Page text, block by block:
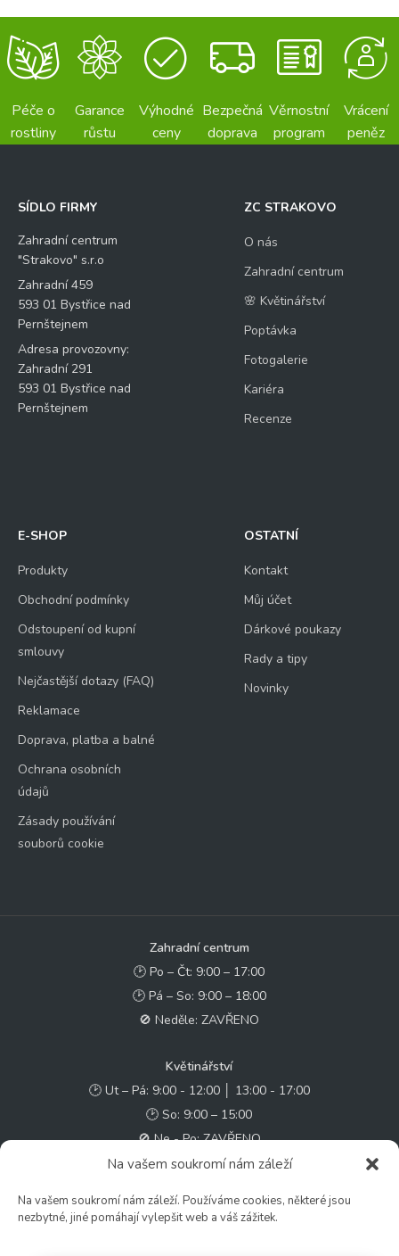
Na vašem soukromí nám záleží
Na vašem soukromí nám záleží. Používáme cookies, některé jsou
nezbytné, jiné pomáhají vylepšit web a váš zážitek.
Péče o
rostliny
Garance
růstu
Výhodné
ceny
Bezpečná
doprava
Věrnostní
program
Vrácení
peněz
SÍDLO FIRMY
Zahradní centrum
"Strakovo" s.r.o
Zahradní 459
593 01 Bystřice nad
Pernštejnem
Adresa provozovny:
Zahradní 291
593 01 Bystřice nad
Pernštejnem
ZC STRAKOVO
O nás
Zahradní centrum
🌸 Květinářství
Poptávka
Fotogalerie
Kariéra
Recenze
E-SHOP
Produkty
Obchodní podmínky
Odstoupení od kupní
smlouvy
Nejčastější dotazy (FAQ)
Reklamace
Doprava, platba a balné
Ochrana osobních
údajů
Zásady používání
souborů cookie
OSTATNÍ
Kontakt
Můj účet
Dárkové poukazy
Rady a tipy
Novinky
Zahradní centrum
🕑 Po – Čt: 9:00 – 17:00
🕑 Pá – So: 9:00 – 18:00
🚫 Neděle: ZAVŘENO
Květinářství
🕑 Ut – Pá: 9:00 - 12:00 │ 13:00 - 17:00
🕑 So: 9:00 – 15:00
🚫 Ne - Po: ZAVŘENO
✉️ e-shop@zcstrakovo.cz